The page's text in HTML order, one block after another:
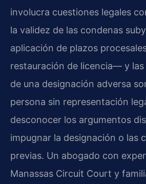
involucra cuestiones legales
la validez de las condenas
aplicación de plazos
restauración de licencia— y
de una designación adversa
persona sin representación
desconocer los argumentos
impugnar la designación o las
previas. Un abogado con
Manassas Circuit Court y